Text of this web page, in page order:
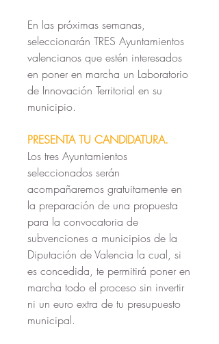
En las próximas semanas,
seleccionarán TRES Ayuntamientos
valencianos que estén interesados
en poner en marcha un Laboratorio
de Innovación Territorial en su
municipio.
PRESENTA TU CANDIDATURA.
Los tres Ayuntamientos
seleccionados serán
acompañaremos gratuitamente en
la preparación de una propuesta
para la convocatoria de
subvenciones a municipios de la
Diputación de Valencia la cual, si
es concedida, te permitirá poner en
marcha todo el proceso sin invertir
ni un euro extra de tu presupuesto
municipal.